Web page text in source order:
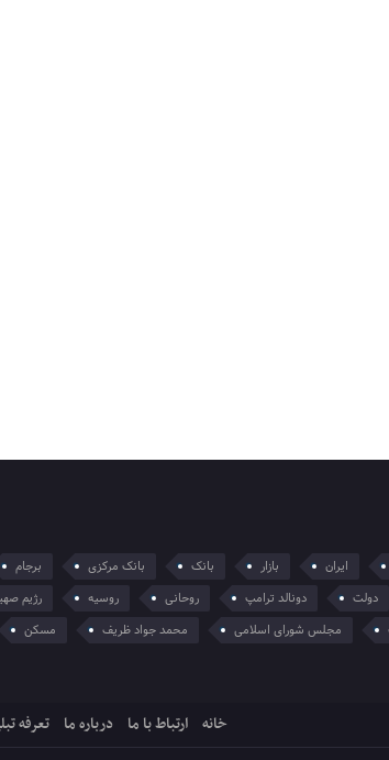
ایران بازار بانک بانک مرکزی برجام
دولت دونالد ترامپ روحانی روسیه رژیم
مجلس شورای اسلامی محمد جواد ظریف مسکن
خانه ارتباط با ما درباره ما تعرفه